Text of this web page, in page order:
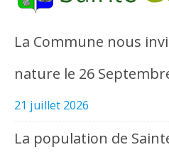
La Commune nous
nature le 26
21 juillet 2026
La population de